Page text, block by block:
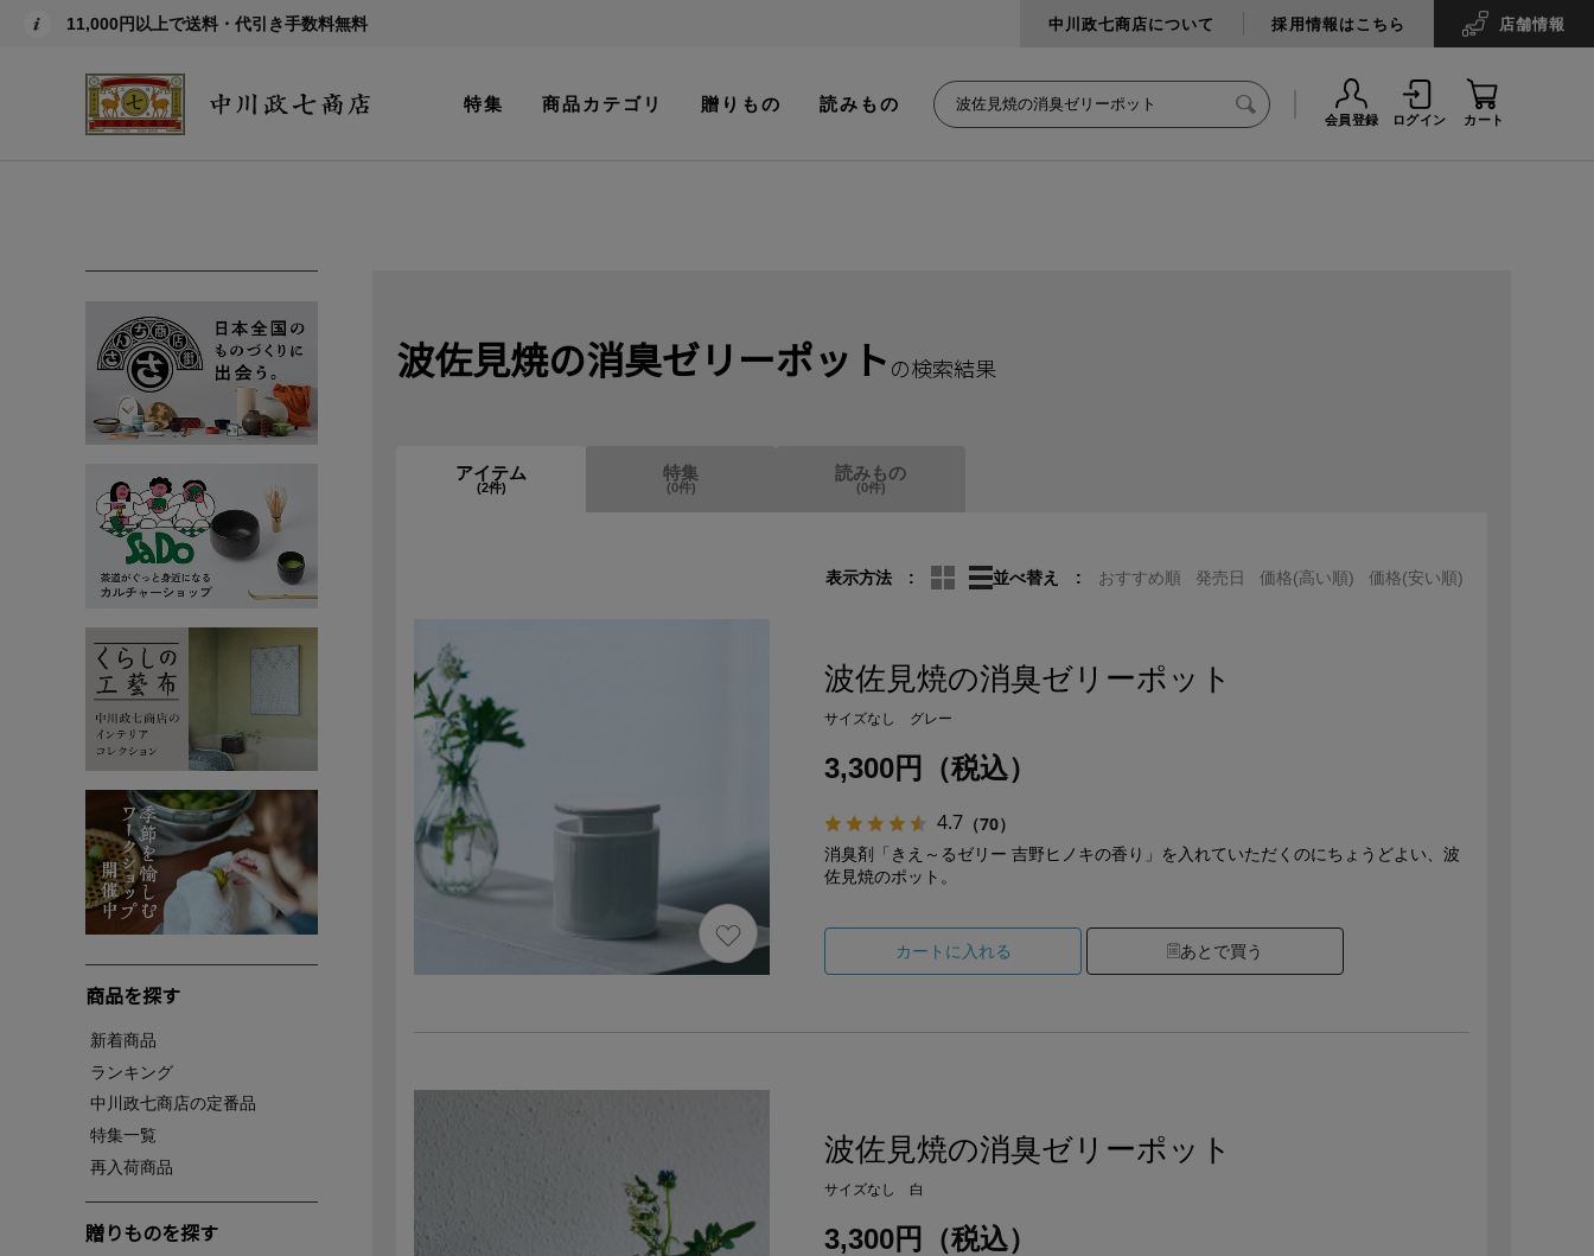
11,000円以上で送料・代引き手数料無料 中川政七商店について 採用情報はこちら 店舗情報
特集 商品カテゴリ 贈りもの 読みもの
会員登録 ログイン カート
商品を探す
新着商品
ランキング
中川政七商店の定番品
特集一覧
再入荷商品
贈りものを探す
波佐見焼の消臭ゼリーポットの検索結果
アイテム
(2件)
特集
(0件)
読みもの
(0件)
表示方法 並べ替え おすすめ順 発売日 価格(高い順) 価格(安い順)
波佐見焼の消臭ゼリーポット
サイズなし グレー
3,300円（税込）
4.7 （70）
カートに入れる あとで買う
消臭剤「きえ～るゼリー 吉野ヒノキの香り」を入れていただくのにちょうどよい、波
佐見焼のポット。
波佐見焼の消臭ゼリーポット
サイズなし 白
3,300円（税込）